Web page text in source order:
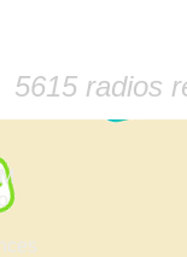
5615 radios